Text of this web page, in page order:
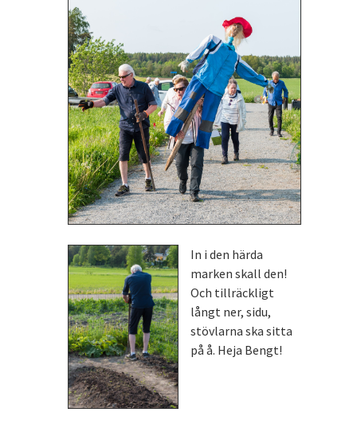
In i den härda
marken skall den!
Och tillräckligt
långt ner, sidu,
stövlarna ska sitta
på å. Heja Bengt!